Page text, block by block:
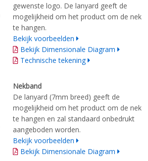
gewenste logo. De lanyard geeft de
mogelijkheid om het product om de nek
te hangen.
Bekijk voorbeelden
Bekijk Dimensionale Diagram
Technische tekening
Nekband
De lanyard (7mm breed) geeft de
mogelijkheid om het product om de nek
te hangen en zal standaard onbedrukt
aangeboden worden.
Bekijk voorbeelden
Bekijk Dimensionale Diagram